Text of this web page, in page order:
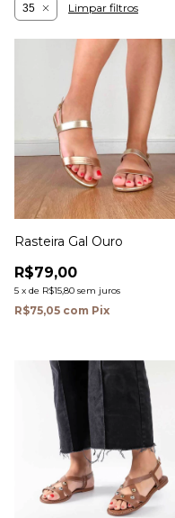
35 Limpar filtros
Rasteira Gal Ouro
R$79,00
5 x de R$15,80 sem juros
R$75,05 com Pix